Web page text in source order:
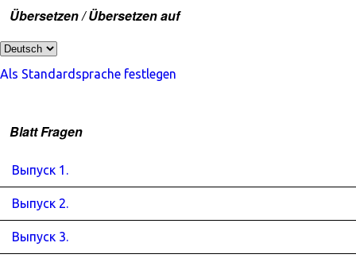
Übersetzen / Übersetzen auf
Als Standardsprache festlegen
Blatt Fragen
Выпуск 1.
Выпуск 2.
Выпуск 3.